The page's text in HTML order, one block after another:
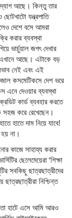
আছে। কিন্তু তার
যন্ত্রপাতি
দেশে বসে আমরা
করার ব্যবস্থা
ভার্চুয়াল জগৎ দেখার
এখানে আছে। এটাকে বড়
নেই এবং এই
কসমেটিকসে দেশ ভরে
এনে দেওয়ার ব্যবস্থা
কার্ড ব্যবহার করতে
সহজ করে রেখেছেন।
হাতে দাম নিয়ে যাবে!
না।
কাজে সাহায্য করার
ছেলেমেয়েরা ‘শিক্ষা
সবকিছু ছাত্রছাত্রীদের
নিশ্চিন্ত
হাটে এসে আমি আরও